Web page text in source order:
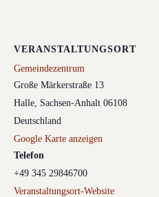
VERANSTALTUNGSORT
Gemeindezentrum
Große Märkerstraße 13
Halle, Sachsen-Anhalt 06108
Deutschland
Google Karte anzeigen
Telefon
+49 345 29846700
Veranstaltungsort-Website